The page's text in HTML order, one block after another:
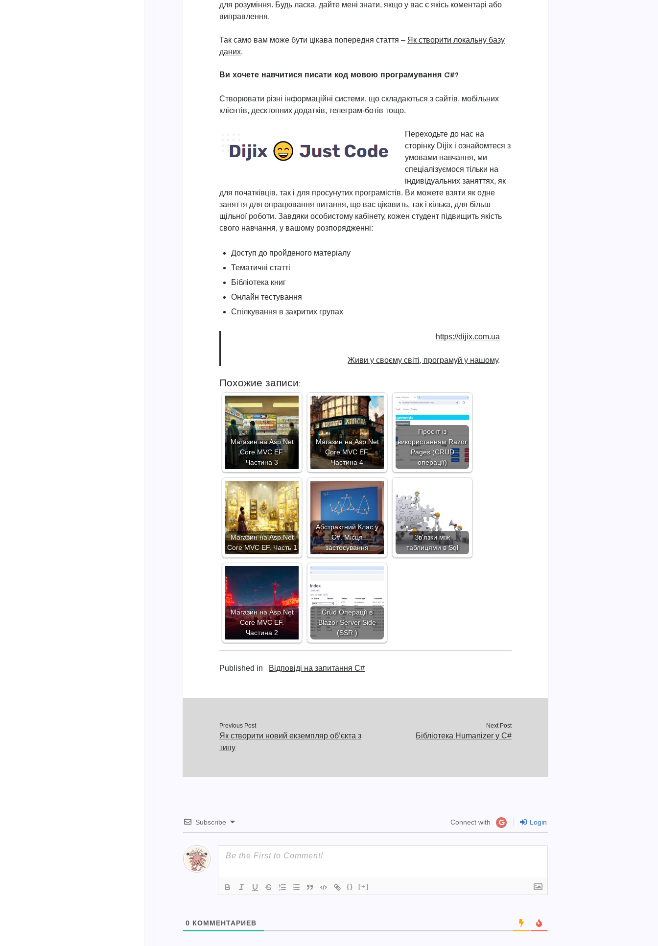
для розуміння. Будь ласка, дайте мені знати, якщо у вас є якісь коментарі або
виправлення.
Так само вам може бути цікава попередня стаття – Як створити локальну базу
даних.
Ви хочете навчитися писати код мовою програмування C#?
Створювати різні інформаційні системи, що складаються з сайтів, мобільних
клієнтів, десктопних додатків, телеграм-ботів тощо.
Переходьте до нас на
сторінку Dijix і ознайомтеся з
умовами навчання, ми
спеціалізуємося тільки на
індивідуальних заняттях, як
для початківців, так і для просунутих програмістів. Ви можете взяти як одне
заняття для опрацювання питання, що вас цікавить, так і кілька, для більш
щільної роботи. Завдяки особистому кабінету, кожен студент підвищить якість
свого навчання, у вашому розпорядженні:
Доступ до пройденого матеріалу
Тематичні статті
Бібліотека книг
Онлайн тестування
Спілкування в закритих групах
https://dijix.com.ua
Живи у своєму світі, програмуй у нашому.
Похожие записи:
Магазин на Asp.Net
Core MVC EF.
Частина 3
Магазин на Asp.Net
Core MVC EF.
Частина 4
Проєкт із
використанням Razor
Pages (CRUD
операції)
Магазин на Asp.Net
Core MVC EF. Часть 1
Абстрактний Клас у
C#. Місця
застосування
Зв'язки між
таблицями в Sql
Магазин на Asp.Net
Core MVC EF.
Частина 2
Crud Операції в
Blazor Server Side
(SSR )
Published in Відповіді на запитання C#
Previous Post
Як створити новий екземпляр об’єкта з
типу
Next Post
Бібліотека Humanizer у C#
Subscribe Connect with Login
{} [+]
0 КОММЕНТАРИЕВ